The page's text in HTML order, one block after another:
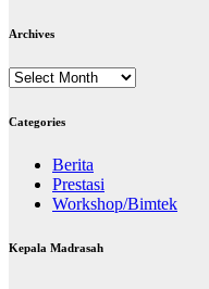
Archives
Archives
Categories
Berita
Prestasi
Workshop/Bimtek
Kepala Madrasah